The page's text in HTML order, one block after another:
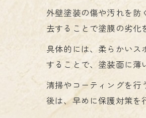
外壁塗装の傷や汚れを
去することで塗膜の劣化
具体的には、柔らかい
することで、塗装面に薄
清掃やコーティングを
後は、早めに保護対策を